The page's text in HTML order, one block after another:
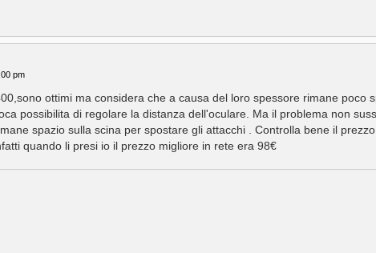
pm
ottimi ma considera che a causa del loro spessore rimane poco
possibilita di regolare la distanza dell'oculare. Ma il problema non
spazio sulla scina per spostare gli attacchi . Controlla bene il
quando li presi io il prezzo migliore in rete era 98€